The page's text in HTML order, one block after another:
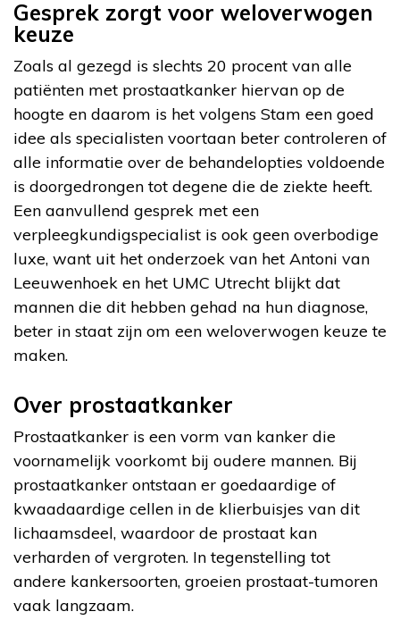
Gesprek zorgt voor weloverwogen
keuze
Zoals al gezegd is slechts 20 procent van alle
patiënten met prostaatkanker hiervan op de
hoogte en daarom is het volgens Stam een goed
idee als specialisten voortaan beter controleren of
alle informatie over de behandelopties voldoende
is doorgedrongen tot degene die de ziekte heeft.
Een aanvullend gesprek met een
verpleegkundigspecialist is ook geen overbodige
luxe, want uit het onderzoek van het Antoni van
Leeuwenhoek en het UMC Utrecht blijkt dat
mannen die dit hebben gehad na hun diagnose,
beter in staat zijn om een weloverwogen keuze te
maken.
Over prostaatkanker
Prostaatkanker is een vorm van kanker die
voornamelijk voorkomt bij oudere mannen. Bij
prostaatkanker ontstaan er goedaardige of
kwaadaardige cellen in de klierbuisjes van dit
lichaamsdeel, waardoor de prostaat kan
verharden of vergroten. In tegenstelling tot
andere kankersoorten, groeien prostaat-tumoren
vaak langzaam.